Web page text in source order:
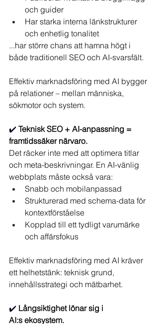
och guider
Har starka interna länkstrukturer
och enhetlig tonalitet
...har större chans att hamna högt i
både traditionell SEO och AI-svarsfält.
Effektiv marknadsföring med AI bygger
på relationer – mellan människa,
sökmotor och system.
✔️ Teknisk SEO + AI-anpassning =
framtidssäker närvaro.
Det räcker inte med att optimera titlar
och meta-beskrivningar. En AI-vänlig
webbplats måste också vara:
Snabb och mobilanpassad
Strukturerad med schema-data för
kontextförståelse
Kopplad till ett tydligt varumärke
och affärsfokus
Effektiv marknadsföring med AI kräver
ett helhetstänk: teknisk grund,
innehållsstrategi och mätbarhet.
✔️ Långsiktighet lönar sig i
AI:s ekosystem.